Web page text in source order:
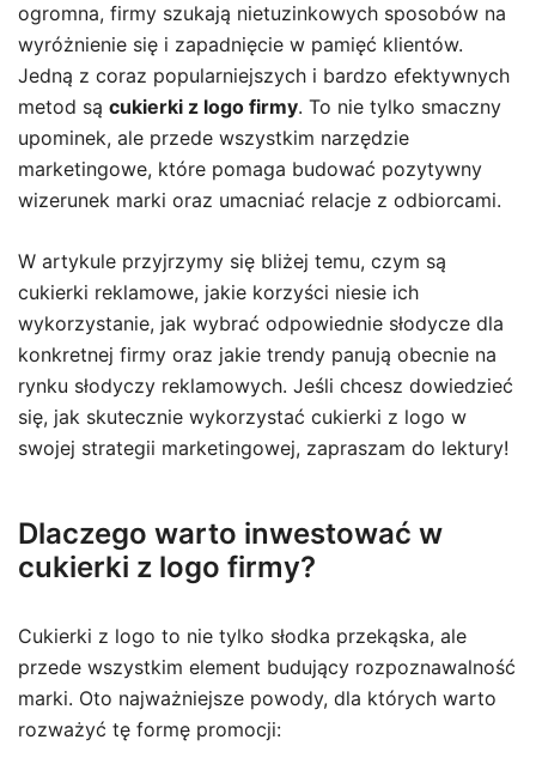
ogromna, firmy szukają nietuzinkowych sposobów na
wyróżnienie się i zapadnięcie w pamięć klientów.
Jedną z coraz popularniejszych i bardzo efektywnych
metod są cukierki z logo firmy. To nie tylko smaczny
upominek, ale przede wszystkim narzędzie
marketingowe, które pomaga budować pozytywny
wizerunek marki oraz umacniać relacje z odbiorcami.
W artykule przyjrzymy się bliżej temu, czym są
cukierki reklamowe, jakie korzyści niesie ich
wykorzystanie, jak wybrać odpowiednie słodycze dla
konkretnej firmy oraz jakie trendy panują obecnie na
rynku słodyczy reklamowych. Jeśli chcesz dowiedzieć
się, jak skutecznie wykorzystać cukierki z logo w
swojej strategii marketingowej, zapraszam do lektury!
Dlaczego warto inwestować w
cukierki z logo firmy?
Cukierki z logo to nie tylko słodka przekąska, ale
przede wszystkim element budujący rozpoznawalność
marki. Oto najważniejsze powody, dla których warto
rozważyć tę formę promocji: